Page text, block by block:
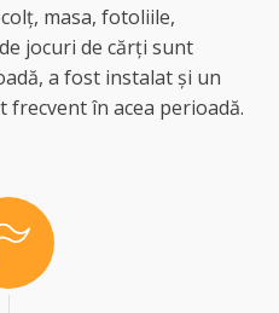
masa, fotoliile,
jocuri de cărți sunt
a fost instalat și un
în acea perioadă.